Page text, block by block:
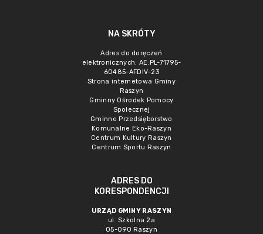
NA SKRÓTY
Adres do doręczeń
elektronicznych: AE:PL-71795-
60485-AFDIV-23
Strona internetowa Gminy
Raszyn
Gminny Ośrodek Pomocy
Społecznej
Gminne Przedsięborstwo
Komunalne Eko-Raszyn
Centrum Kultury Raszyn
Centrum Sportu Raszyn
ADRES DO
KORESPONDENCJI
URZĄD GMINY RASZYN
ul. Szkolna 2a
05-090 Raszyn